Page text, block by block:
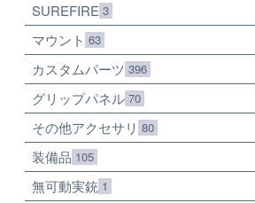
SUREFIRE 3
マウント 63
カスタムパーツ 396
グリップパネル 70
その他アクセサリ 80
装備品 105
無可動実銃 1